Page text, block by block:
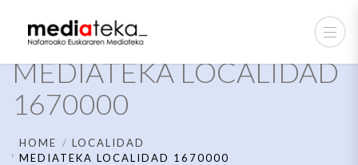
MEDIATEKA LOCALIDAD
1670000
HOME
LOCALIDAD
MEDIATEKA LOCALIDAD 1670000